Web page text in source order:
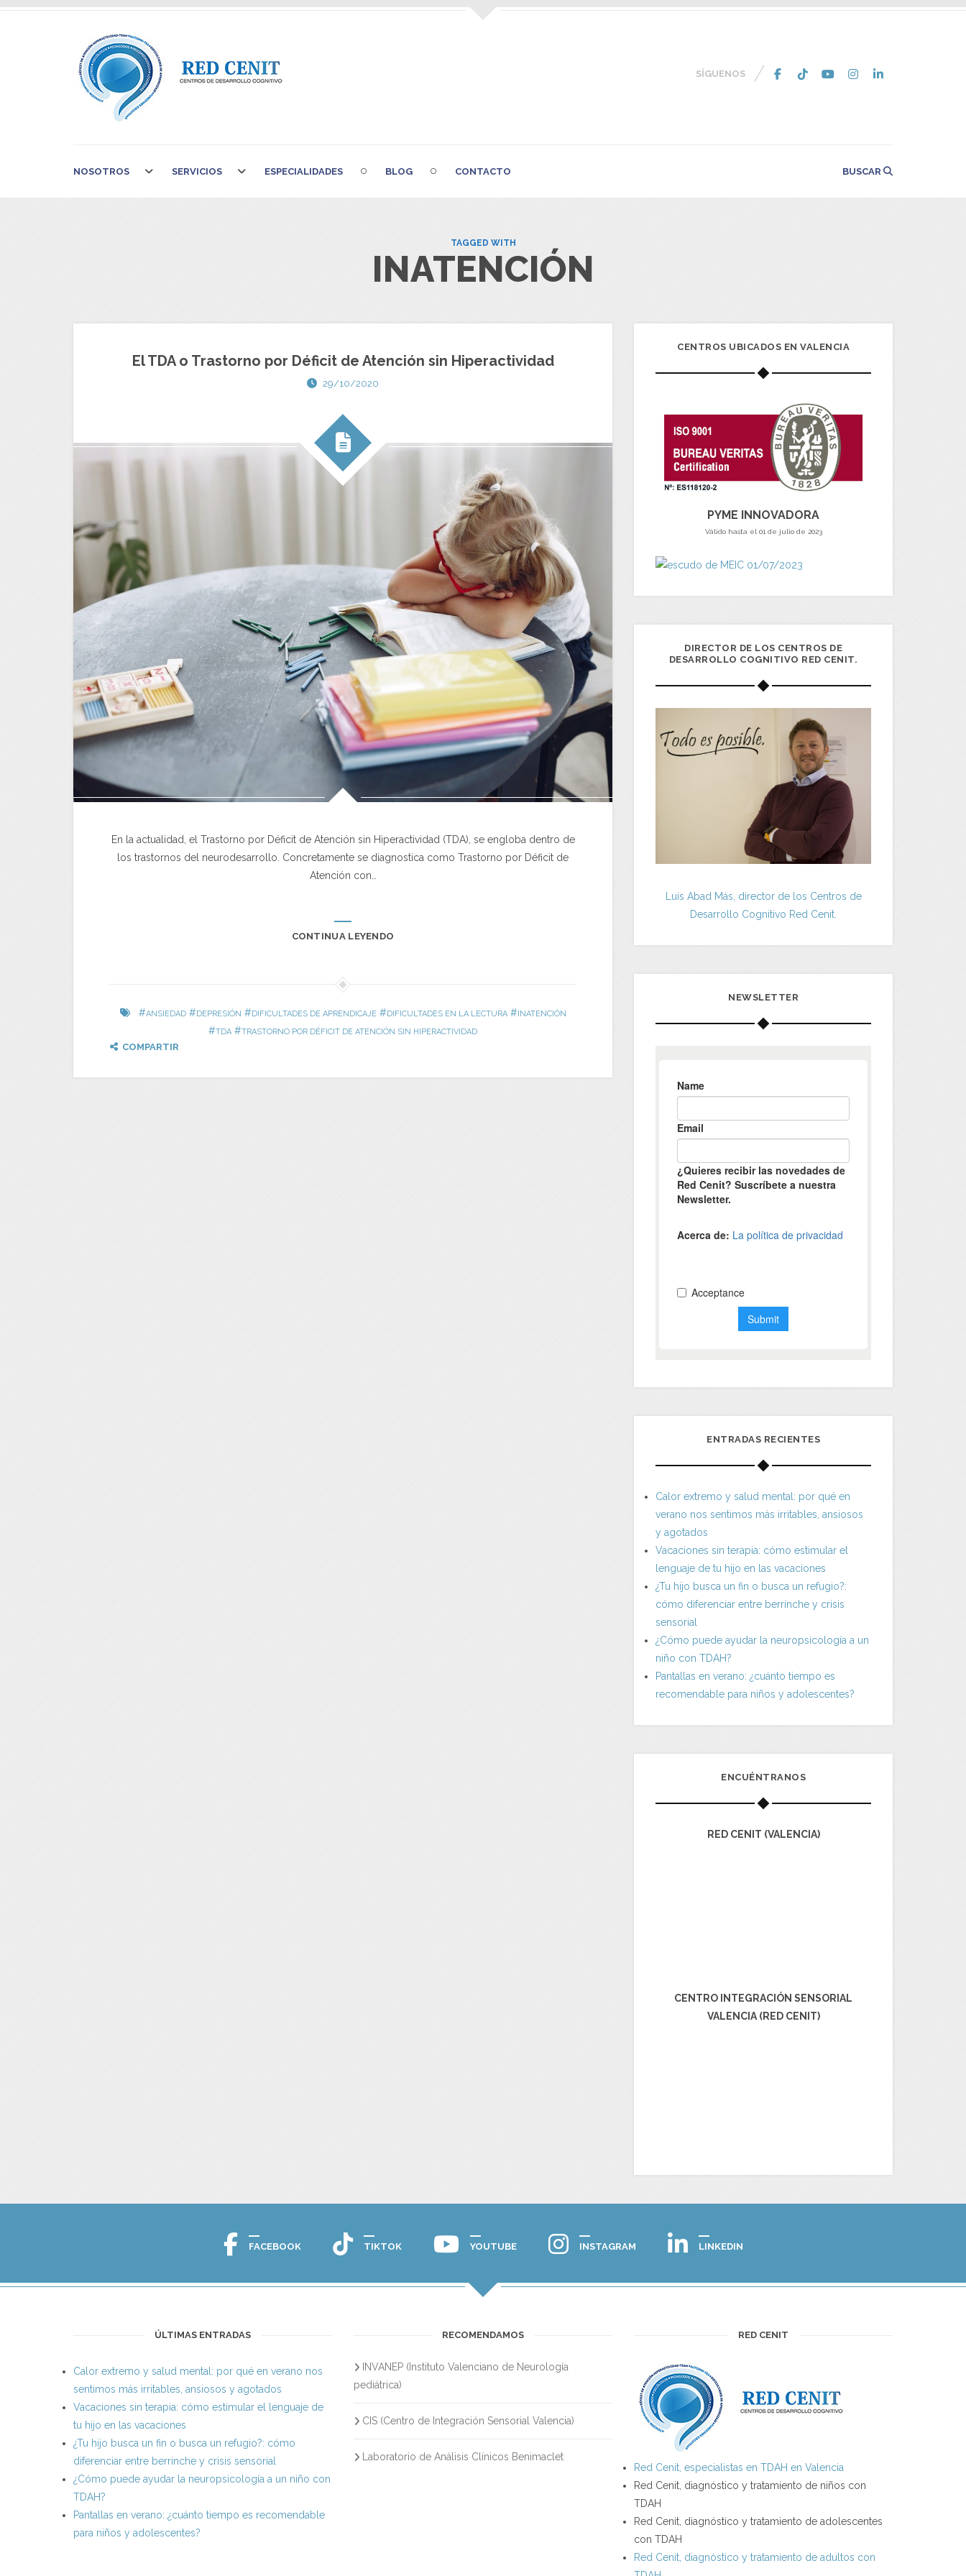
SÍGUENOS
NOSOTROS SERVICIOS ESPECIALIDADES BLOG CONTACTO BUSCAR
TAGGED WITH
INATENCIÓN
El TDA o Trastorno por Déficit de Atención sin Hiperactividad
29/10/2020
En la actualidad, el Trastorno por Déficit de Atención sin Hiperactividad (TDA), se engloba dentro de
los trastornos del neurodesarrollo. Concretamente se diagnostica como Trastorno por Déficit de
Atención con…
CONTINUA LEYENDO
#ANSIEDAD#DEPRESIÓN #DIFICULTADES DE APRENDICAJE#DIFICULTADES EN LA LECTURA#INATENCIÓN
#TDA #TRASTORNO POR DÉFICIT DE ATENCIÓN SIN HIPERACTIVIDAD
COMPARTIR
CENTROS UBICADOS EN VALENCIA
PYME INNOVADORA
Válido hasta el 01 de julio de 2023
DIRECTOR DE LOS CENTROS DE
DESARROLLO COGNITIVO RED CENIT.
Luis Abad Más, director de los Centros de
Desarrollo Cognitivo Red Cenit.
NEWSLETTER
ENTRADAS RECIENTES
Calor extremo y salud mental: por qué en
verano nos sentimos más irritables, ansiosos
y agotados
Vacaciones sin terapia: cómo estimular el
lenguaje de tu hijo en las vacaciones
¿Tu hijo busca un fin o busca un refugio?:
cómo diferenciar entre berrinche y crisis
sensorial
¿Cómo puede ayudar la neuropsicología a un
niño con TDAH?
Pantallas en verano: ¿cuánto tiempo es
recomendable para niños y adolescentes?
ENCUÉNTRANOS
RED CENIT (VALENCIA)
CENTRO INTEGRACIÓN SENSORIAL
VALENCIA (RED CENIT)
FACEBOOK TIKTOK YOUTUBE INSTAGRAM LINKEDIN
ÚLTIMAS ENTRADAS
Calor extremo y salud mental: por qué en verano nos
sentimos más irritables, ansiosos y agotados
Vacaciones sin terapia: cómo estimular el lenguaje de
tu hijo en las vacaciones
¿Tu hijo busca un fin o busca un refugio?: cómo
diferenciar entre berrinche y crisis sensorial
¿Cómo puede ayudar la neuropsicología a un niño con
TDAH?
Pantallas en verano: ¿cuánto tiempo es recomendable
para niños y adolescentes?
RECOMENDAMOS
INVANEP (Instituto Valenciano de Neurología
pediátrica)
CIS (Centro de Integración Sensorial Valencia)
Laboratorio de Análisis Clínicos Benimaclet
RED CENIT
Red Cenit, especialistas en TDAH en Valencia
Red Cenit, diagnóstico y tratamiento de niños con
TDAH
Red Cenit, diagnóstico y tratamiento de adolescentes
con TDAH
Red Cenit, diagnóstico y tratamiento de adultos con